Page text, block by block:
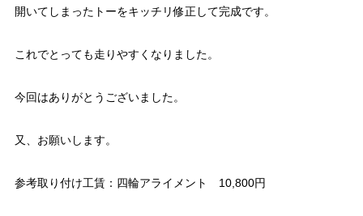
開いてしまったトーをキッチリ修正して完成です。
これでとっても走りやすくなりました。
今回はありがとうございました。
又、お願いします。
参考取り付け工賃：四輪アライメント 10,800円